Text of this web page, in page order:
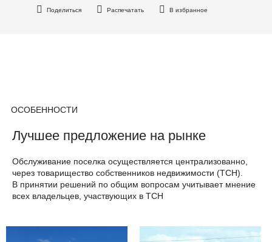
Поделиться Распечатать В избранное
ОСОБЕННОСТИ
Лучшее предложение на рынке
Обслуживание поселка осуществляется централизованно,
через товарищество собственников недвижимости (ТСН).
В принятии решений по общим вопросам учитывает мнение
всех владельцев, участвующих в ТСН